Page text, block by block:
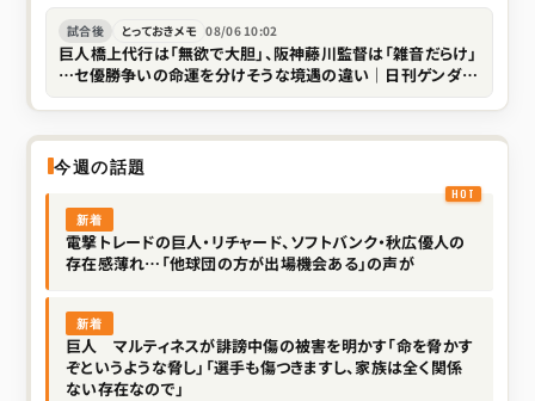
試合後 とっておきメモ 08/06 10:02
巨人橋上代行は「無欲で大胆」、阪神藤川監督は「雑音だらけ」
…セ優勝争いの命運を分けそうな境遇の違い｜日刊ゲンダイ
今週の話題
新着
電撃トレードの巨人・リチャード、ソフトバンク・秋広優人の
存在感薄れ…「他球団の方が出場機会ある」の声が
新着
巨人 マルティネスが誹謗中傷の被害を明かす「命を脅かす
ぞというような脅し」「選手も傷つきますし、家族は全く関係
ない存在なので」